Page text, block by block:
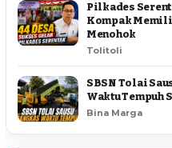
Pilkades
Kompak
Menohok
Tolitoli
SBSN Tolai
Waktu Tempuh
Bina Marga